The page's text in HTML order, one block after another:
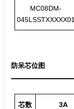
MC08DM-
045LSSTXXXXX01
防呆芯位图
芯数 3A